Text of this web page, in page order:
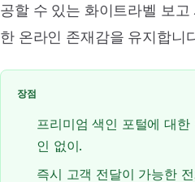
공할 수 있는 화이트라벨 보
한 온라인 존재감을 유지합니
장점
프리미엄 색인 포털에 대
인 없이.
즉시 고객 전달이 가능한